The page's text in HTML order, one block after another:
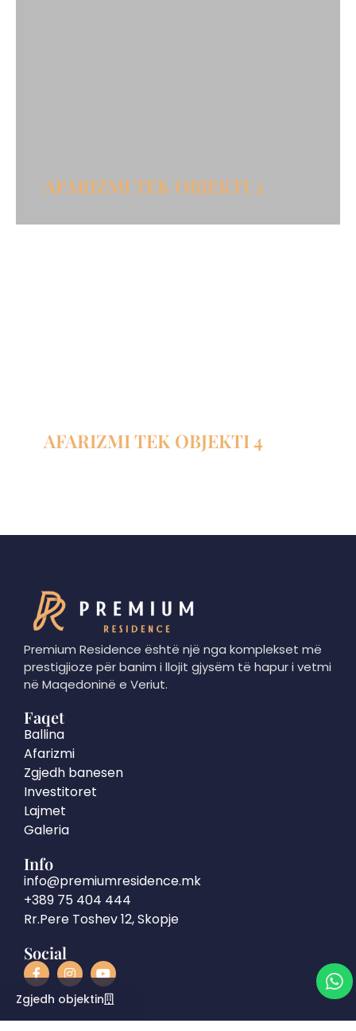
AFARIZMI TEK OBJEKTI 3
AFARIZMI TEK OBJEKTI 4
Zgjedh objektin
Premium Residence është një nga komplekset më
prestigjioze për banim i llojit gjysëm të hapur i vetmi
në Maqedoninë e Veriut.
Faqet
Ballina
Afarizmi
Zgjedh banesen
Investitoret
Lajmet
Galeria
Info
info@premiumresidence.mk
+389 75 404 444
Rr.Pere Toshev 12, Skopje
Social